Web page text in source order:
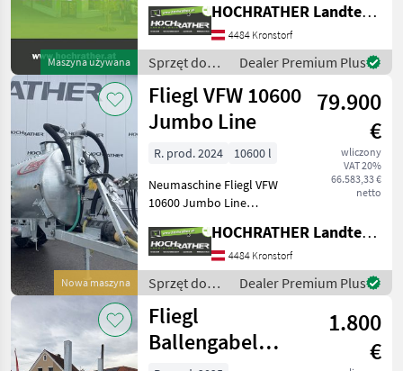
Maszyna używana
12 000 mm, hydraulisch
klappbar +Verteiler
vormontiert
HOCHRATHER Landtechnik GmbH
4484 Kronstorf
Sprzęt do
nawożenia i
nawadniania
/ Fliegl
Dealer Premium Plus
Nowa maszyna
Fliegl VFW 10600
Jumbo Line
79.900
€
wliczony
VAT 20%
66.583,33 €
netto
R. prod. 2024
10600 l
Neumaschine Fliegl VFW
10600 Jumbo Line
Fahrgestell + Gelenkwelle
mit einseitigem Weitwinkel
+ verstellbare Zugdeichsel
Untenanhängung mi
HOCHRATHER Landtechnik GmbH
4484 Kronstorf
Sprzęt do
nawożenia i
nawadniania
/ Fliegl
Dealer Premium Plus
Fliegl
Ballengabel
1.800
€